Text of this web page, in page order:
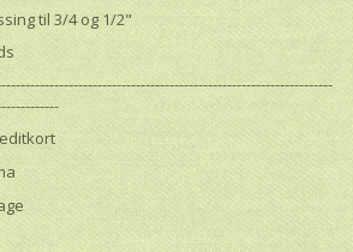
til 3/4 og 1/2"